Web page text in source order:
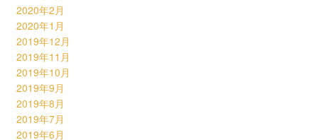
2020年2月
2020年1月
2019年12月
2019年11月
2019年10月
2019年9月
2019年8月
2019年7月
2019年6月